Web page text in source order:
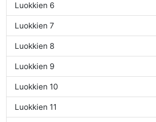
Luokkien 6
Luokkien 7
Luokkien 8
Luokkien 9
Luokkien 10
Luokkien 11